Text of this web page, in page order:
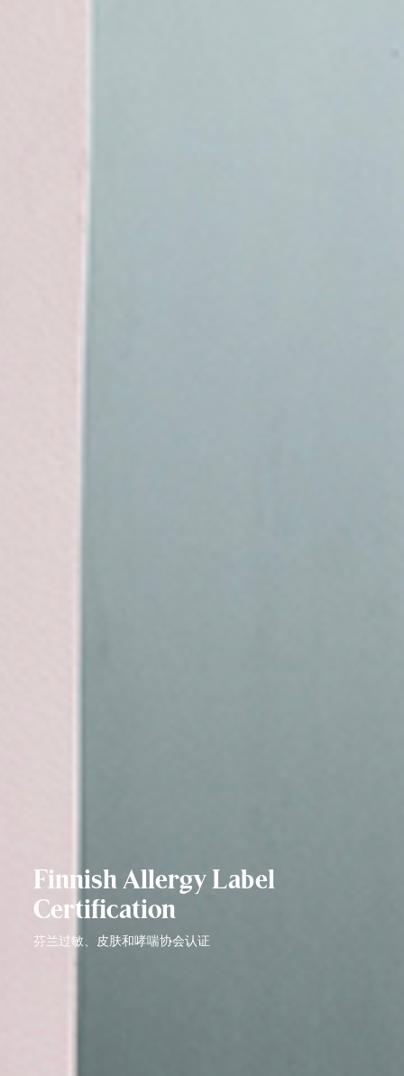
Finnish Allergy Label
Certification
芬兰过敏、皮肤和哮喘协会认证